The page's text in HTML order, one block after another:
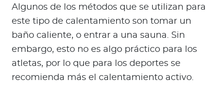
Algunos de los métodos que se utilizan para
este tipo de calentamiento son tomar un
baño caliente, o entrar a una sauna. Sin
embargo, esto no es algo práctico para los
atletas, por lo que para los deportes se
recomienda más el calentamiento activo.